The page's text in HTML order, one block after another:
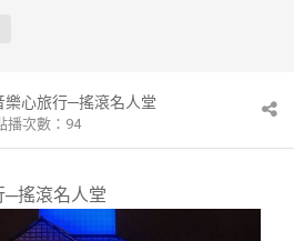
樂心旅行─搖滾名人堂
播次數：94
─搖滾名人堂